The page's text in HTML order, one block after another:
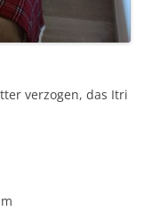
verzogen, das Itri